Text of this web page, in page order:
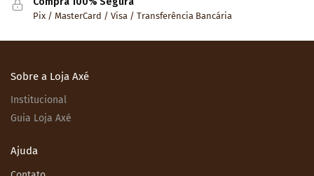
Pix / MasterCard / Visa / Transferência Bancária
Sobre a Loja Axé
Institucional
Guia Loja Axé
Ajuda